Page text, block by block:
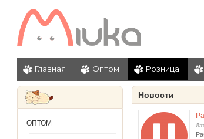
Главная Оптом Розница
ОПТОМ
Новости